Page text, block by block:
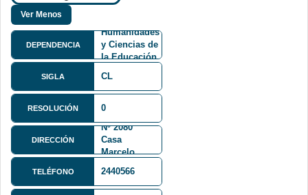
DEPENDENCIA
Humanidades
y Ciencias de
la Educación
SIGLA CL
RESOLUCIÓN 0
DIRECCIÓN
Avenida 6
Nº 2080
Casa
Marcelo
ta Cruz
TELÉFONO 2440566